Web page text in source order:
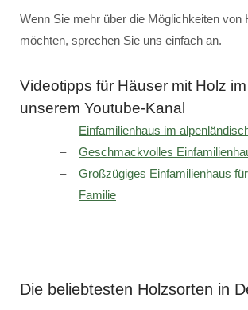
Wenn Sie mehr über die Möglichkeiten von
möchten, sprechen Sie uns einfach an.
Videotipps für Häuser mit Holz
unserem Youtube-Kanal
Einfamilienhaus im
Geschmackvolles
Großzügiges Einfamilienhaus
Familie
Die beliebtesten Holzsorten in